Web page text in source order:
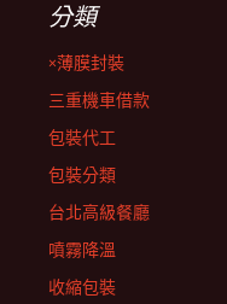
分類
×薄膜封裝
三重機車借款
包裝代工
包裝分類
台北高級餐廳
噴霧降溫
收縮包裝